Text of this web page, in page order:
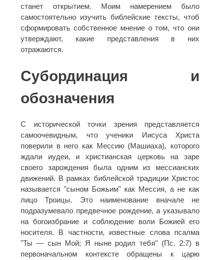
станет открытием. Моим намерением было
самостоятельно изучить библейские тексты, чтоб
сформировать собственное мнение о том, что они
утверждают, какие представления в них
отражаются.
Субординация и
обозначения
С исторической точки зрения представляется
самоочевидным, что ученики Иисуса Христа
поверили в него как Мессию (Машиаха), которого
ждали иудеи, и христианская церковь на заре
своего зарождения была одним из мессианских
движений. В рамках библейской традиции Христос
называется "сыном Божьим" как Мессия, а не как
лицо Троицы. Это наименование вначале не
подразумевало предвечное рождение, а указывало
на богоизбрание и соблюдение воли Божией его
носителя. В частности, известные слова псалма
"Ты — сын Мой; Я ныне родил тебя" (Пс. 2:7) в
первоначальном контексте обращены к царю